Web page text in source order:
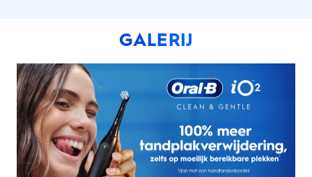
GALERIJ